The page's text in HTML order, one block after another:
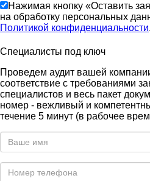
Нажимая кнопку «Оставить
на обработку персональных
Политикой конфиденциальности.
Специалисты под ключ
Проведем аудит вашей
соответствие с требованиями
специалистов и весь пакет
номер - вежливый и
течение 5 минут (в рабочее